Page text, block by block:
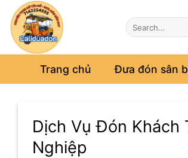
qua
nội
dung
Trang chủ Đưa đón sân
Dịch Vụ Đón Khách
Nghiệp